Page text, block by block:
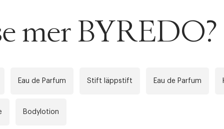
mer BYREDO?
Eau de Parfum Stift läppstift Eau de Parfum
Bodylotion